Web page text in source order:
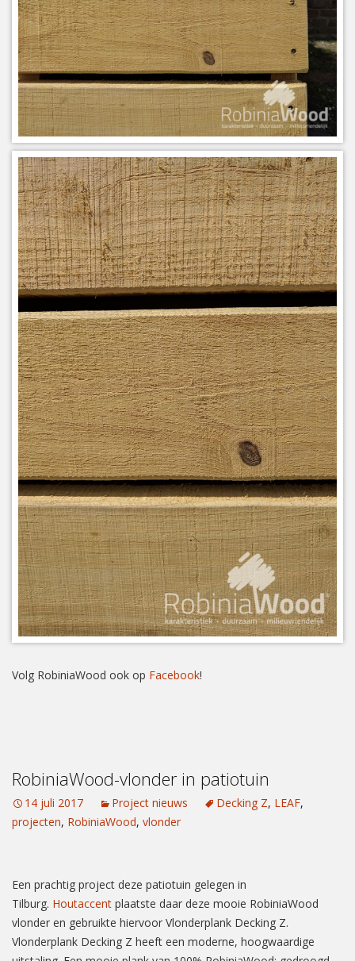
Volg RobiniaWood ook op Facebook!
RobiniaWood-vlonder in patiotuin
14 juli 2017 Project nieuws Decking Z, LEAF,
projecten, RobiniaWood, vlonder
Een prachtig project deze patiotuin gelegen in
Tilburg. Houtaccent plaatste daar deze mooie RobiniaWood
vlonder en gebruikte hiervoor Vlonderplank Decking Z.
Vlonderplank Decking Z heeft een moderne, hoogwaardige